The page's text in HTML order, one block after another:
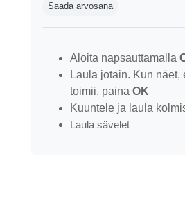
Saada arvosana
Aloita napsauttamalla
Laula jotain. Kun näet,
toimii, paina OK
Kuuntele ja laula
Laula sävelet